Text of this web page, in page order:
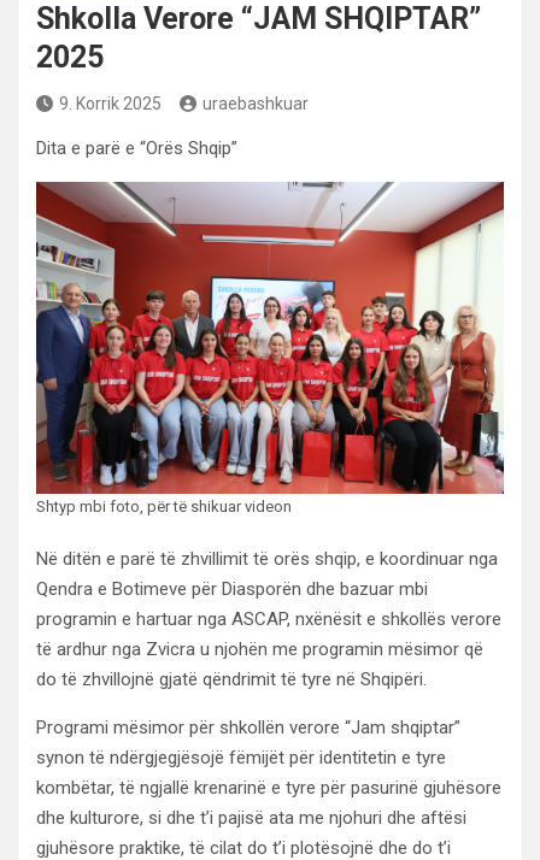
Shkolla Verore “JAM SHQIPTAR”
2025
9. Korrik 2025 uraebashkuar
Dita e parë e “Orës Shqip”
Shtyp mbi foto, për të shikuar videon
Në ditën e parë të zhvillimit të orës shqip, e koordinuar nga
Qendra e Botimeve për Diasporën dhe bazuar mbi
programin e hartuar nga ASCAP, nxënësit e shkollës verore
të ardhur nga Zvicra u njohën me programin mësimor që
do të zhvillojnë gjatë qëndrimit të tyre në Shqipëri.
Programi mësimor për shkollën verore “Jam shqiptar”
synon të ndërgjegjësojë fëmijët për identitetin e tyre
kombëtar, të ngjallë krenarinë e tyre për pasurinë gjuhësore
dhe kulturore, si dhe t’i pajisë ata me njohuri dhe aftësi
gjuhësore praktike, të cilat do t’i plotësojnë dhe do t’i